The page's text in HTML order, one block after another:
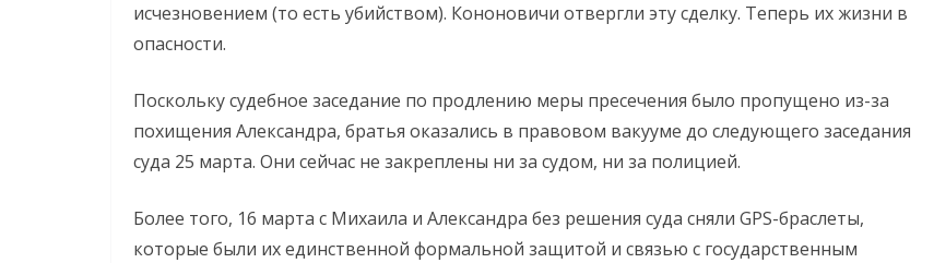
исчезновением (то есть убийством). Кононовичи отвергли эту сделку. Теперь их жизни в
опасности.
Поскольку судебное заседание по продлению меры пресечения было пропущено из-за
похищения Александра, братья оказались в правовом вакууме до следующего заседания
суда 25 марта. Они сейчас не закреплены ни за судом, ни за полицией.
Более того, 16 марта с Михаила и Александра без решения суда сняли GPS-браслеты,
которые были их единственной формальной защитой и связью с государственным